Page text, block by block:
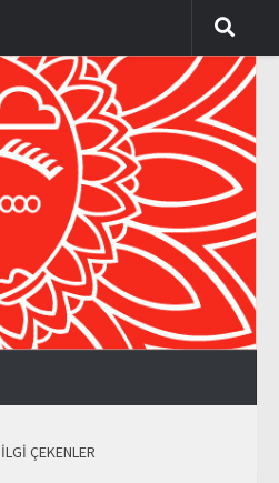
İLGI ÇEKENLER